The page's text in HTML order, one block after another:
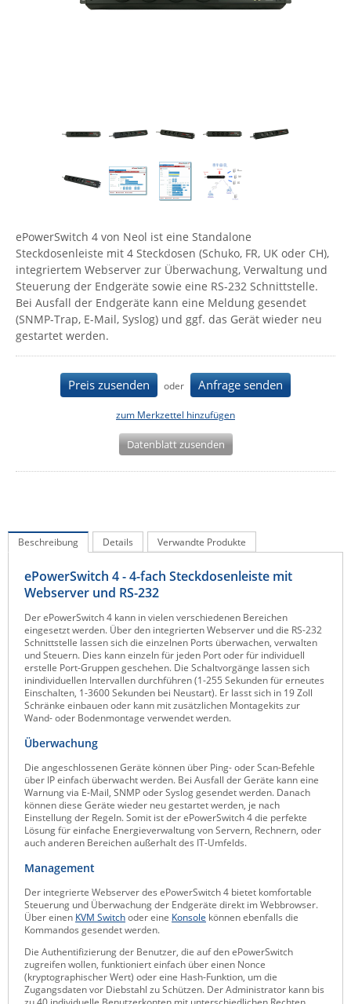
Serverräume
RMA / Rücksendung / Support
Enginko - mcf88
Fokus Technologies
Gude
Guntermann & Drunck
High Sec Labs
HW group
Icron
IEC Lock
Kramer Electronics
KVM TEC
Milesight
Moxa
Netio
Panorama Antennas
PatchSee
Power Kingdom
Poynting
Raritan
Riello UPS
Server Technology
Siretta
SIRIO Antenne
Sunbird
Tactical Software
TEKTELIC
Teltonika
Unwired Networks
Vision
WATTECO
ePowerSwitch 4 von Neol ist eine Standalone
Steckdosenleiste mit 4 Steckdosen (Schuko, FR, UK oder CH),
integriertem Webserver zur Überwachung, Verwaltung und
Steuerung der Endgeräte sowie eine RS-232 Schnittstelle.
Bei Ausfall der Endgeräte kann eine Meldung gesendet
(SNMP-Trap, E-Mail, Syslog) und ggf. das Gerät wieder neu
gestartet werden.
Preis zusenden oder Anfrage senden
zum Merkzettel hinzufügen
Datenblatt zusenden
Beschreibung Details Verwandte Produkte
ePowerSwitch 4 - 4-fach Steckdosenleiste mit
Webserver und RS-232
Der ePowerSwitch 4 kann in vielen verschiedenen Bereichen
eingesetzt werden. Über den integrierten Webserver und die RS-232
Schnittstelle lassen sich die einzelnen Ports überwachen, verwalten
und Steuern. Dies kann einzeln für jeden Port oder für individuell
erstelle Port-Gruppen geschehen. Die Schaltvorgänge lassen sich
inindividuellen Intervallen durchführen (1-255 Sekunden für erneutes
Einschalten, 1-3600 Sekunden bei Neustart). Er lasst sich in 19 Zoll
Schränke einbauen oder kann mit zusätzlichen Montagekits zur
Wand- oder Bodenmontage verwendet werden.
Überwachung
Die angeschlossenen Geräte können über Ping- oder Scan-Befehle
über IP einfach überwacht werden. Bei Ausfall der Geräte kann eine
Warnung via E-Mail, SNMP oder Syslog gesendet werden. Danach
können diese Geräte wieder neu gestartet werden, je nach
Einstellung der Regeln. Somit ist der ePowerSwitch 4 die perfekte
Lösung für einfache Energieverwaltung von Servern, Rechnern, oder
auch anderen Bereichen außerhalt des IT-Umfelds.
Management
Der integrierte Webserver des ePowerSwitch 4 bietet komfortable
Steuerung und Überwachung der Endgeräte direkt im Webbrowser.
Über einen KVM Switchoder eine Konsole können ebenfalls die
Kommandos gesendet werden.
Die Authentifizierung der Benutzer, die auf den ePowerSwitch
zugreifen wollen, funktioniert einfach über einen Nonce
(kryptographischer Wert) oder eine Hash-Funktion, um die
Zugangsdaten vor Diebstahl zu Schützen. Der Administrator kann bis